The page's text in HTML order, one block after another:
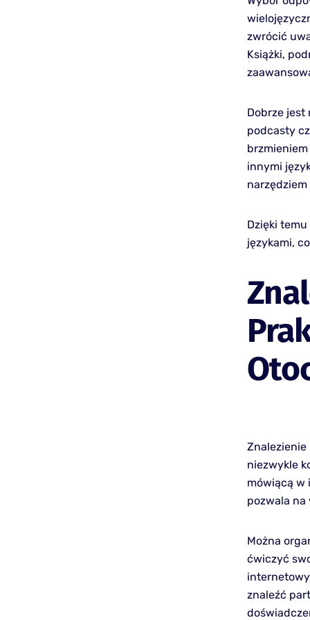
zwrócić
Książki,
Dobrze jest
podcasty
brzmieniem
innymi
Dzięki
językami,
niezwykle
mówiącą w
pozwala na
Można
ćwiczyć
znaleźć